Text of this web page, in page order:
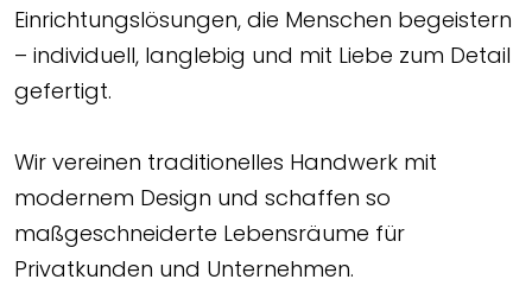
Einrichtungslösungen, die Menschen begeistern
– individuell, langlebig und mit Liebe zum Detail
gefertigt.
Wir vereinen traditionelles Handwerk mit
modernem Design und schaffen so
maßgeschneiderte Lebensräume für
Privatkunden und Unternehmen.